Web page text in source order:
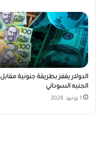
الدولار يقفز بطريقة جنونية مقابل
الجنيه السوداني
1 يونيو، 2026